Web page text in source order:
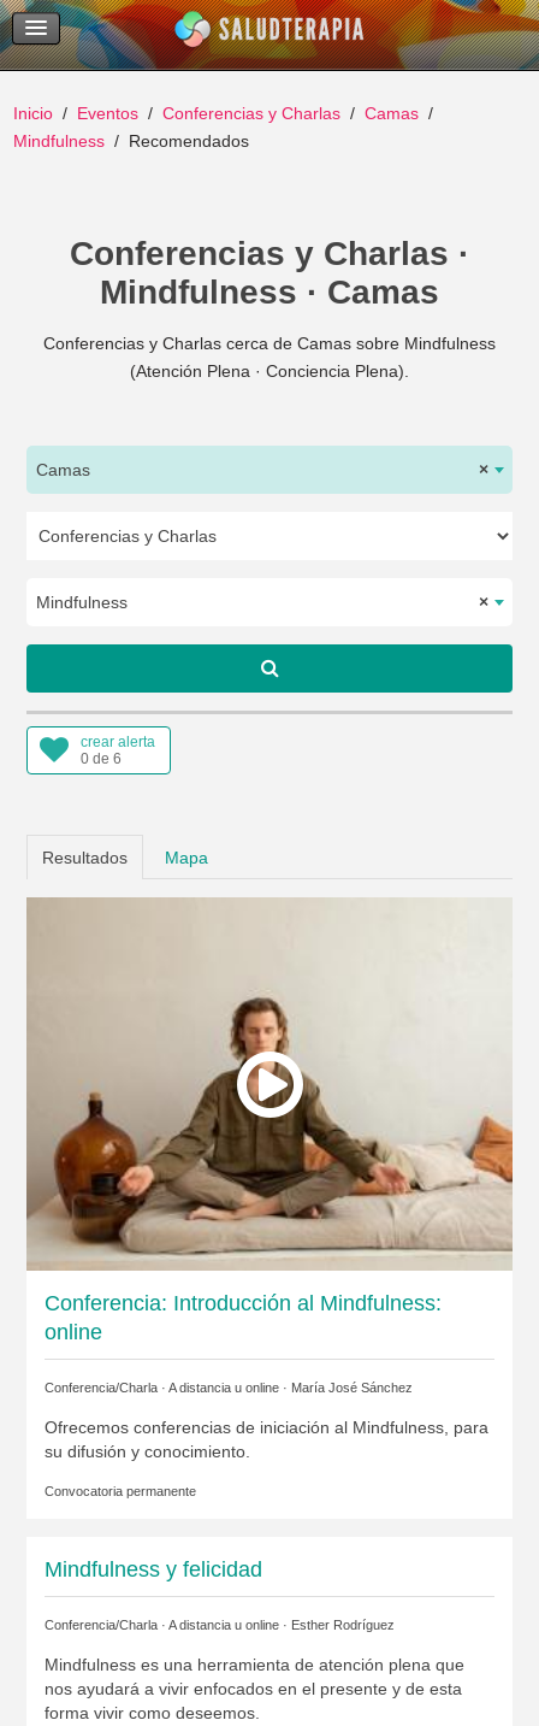
Temas Recientes
Buscar
Inicio Eventos Conferencias y Charlas
Camas
Mindfulness
Recomendados
Conferencias y Charlas ·
Mindfulness · Camas
Conferencias y Charlas cerca de Camas sobre Mindfulness
(Atención Plena · Conciencia Plena).
×
Camas
×
Mindfulness
crear alerta
0 de 6
Resultados Mapa
Conferencia: Introducción al Mindfulness:
online
Conferencia/Charla · A distancia u online · María José Sánchez
Ofrecemos conferencias de iniciación al Mindfulness, para
su difusión y conocimiento.
Convocatoria permanente
Mindfulness y felicidad
Conferencia/Charla · A distancia u online · Esther Rodríguez
Mindfulness es una herramienta de atención plena que
nos ayudará a vivir enfocados en el presente y de esta
forma vivir como deseemos.